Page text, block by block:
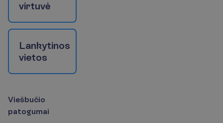
virtuvė
Lankytinos
vietos
Viešbučio
patogumai